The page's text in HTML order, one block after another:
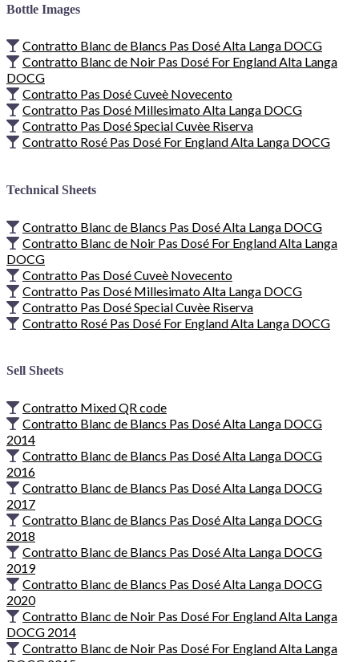
Bottle Images
Contratto Blanc de Blancs Pas Dosé Alta Langa DOCG
Contratto Blanc de Noir Pas Dosé For England Alta Langa
DOCG
Contratto Pas Dosé Cuveè Novecento
Contratto Pas Dosé Millesimato Alta Langa DOCG
Contratto Pas Dosé Special Cuvèe Riserva
Contratto Rosé Pas Dosé For England Alta Langa DOCG
Technical Sheets
Contratto Blanc de Blancs Pas Dosé Alta Langa DOCG
Contratto Blanc de Noir Pas Dosé For England Alta Langa
DOCG
Contratto Pas Dosé Cuveè Novecento
Contratto Pas Dosé Millesimato Alta Langa DOCG
Contratto Pas Dosé Special Cuvèe Riserva
Contratto Rosé Pas Dosé For England Alta Langa DOCG
Sell Sheets
Contratto Mixed QR code
Contratto Blanc de Blancs Pas Dosé Alta Langa DOCG
2014
Contratto Blanc de Blancs Pas Dosé Alta Langa DOCG
2016
Contratto Blanc de Blancs Pas Dosé Alta Langa DOCG
2017
Contratto Blanc de Blancs Pas Dosé Alta Langa DOCG
2018
Contratto Blanc de Blancs Pas Dosé Alta Langa DOCG
2019
Contratto Blanc de Blancs Pas Dosé Alta Langa DOCG
2020
Contratto Blanc de Noir Pas Dosé For England Alta Langa
DOCG 2014
Contratto Blanc de Noir Pas Dosé For England Alta Langa